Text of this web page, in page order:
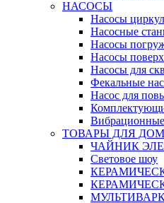
НАСОСЫ
Насосы
Насосные
Насосы
Насосы
Насосы для
Фекальные
Насос для
ТОВАРЫ ДЛЯ
ЧАЙНИК
Световое шоу